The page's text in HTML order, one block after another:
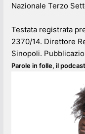
Nazionale Terzo
Testata registrata
2370/14. Direttore
Sinopoli.
Parole in folle, il podcast